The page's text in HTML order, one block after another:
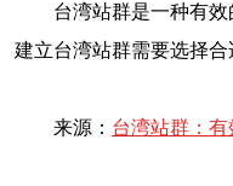
台湾站群是一种有
建立台湾站群需要选择
来源： 台湾站群：